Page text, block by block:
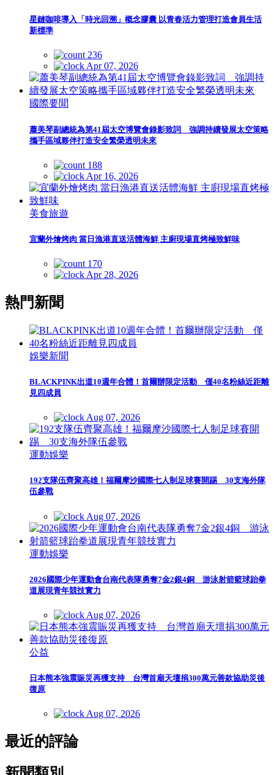
星鏈咖啡導入「時光回溯」概念膠囊 以青春活力管理打造會員生活
新標準
236
Apr 07, 2026
國際要聞
蕭美琴副總統為第41屆太空博覽會錄影致詞 強調持續發展太空策略
攜手區域夥伴打造安全繁榮透明未來
188
Apr 16, 2026
美食旅遊
宜蘭外燴烤肉 當日漁港直送活體海鮮 主廚現場直烤極致鮮味
170
Apr 28, 2026
熱門新聞
娛樂新聞
BLACKPINK出道10週年合體！首爾辦限定活動 僅40名粉絲近距離
見四成員
Aug 07, 2026
運動娛樂
192支隊伍齊聚高雄！福爾摩沙國際七人制足球賽開踢 30支海外隊
伍參戰
Aug 07, 2026
運動娛樂
2026國際少年運動會台南代表隊勇奪7金2銀4銅 游泳射箭籃球跆拳
道展現青年競技實力
Aug 07, 2026
公益
日本熊本強震賑災再獲支持 台灣首廟天壇捐300萬元善款協助災後
復原
Aug 07, 2026
最近的評論